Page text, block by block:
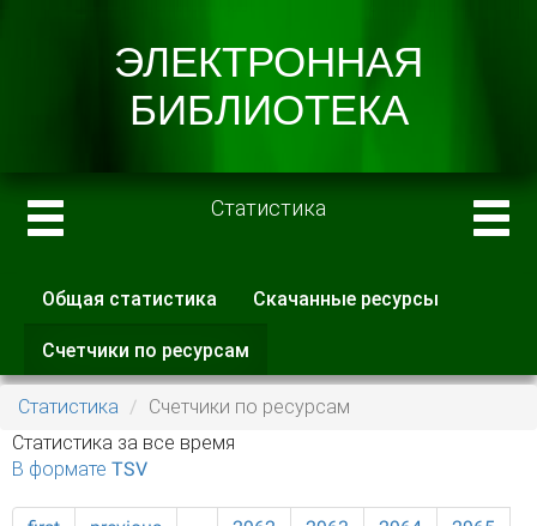
Статистика
Главные вкладки
Общая статистика Скачанные ресурсы
Счетчики по ресурсам
вкладка)
Статистика
Счетчики по ресурсам
Статистика за все время
В формате TSV